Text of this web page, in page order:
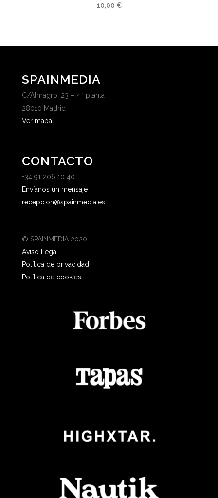
10,00 €
SPAINMEDIA
C/Almagro, 23 – 4ª planta
28010 Madrid
Ver mapa
CONTACTO
+34 91 206 10 40
Envíanos un mensaje
recepcion@spainmedia.es
© SPAINMEDIA 2020
Aviso Legal
Política de privacidad
Política de cookies